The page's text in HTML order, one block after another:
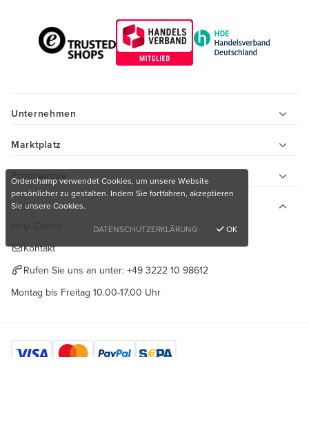
Unternehmen
Marktplatz
Programme
Hilfe
Kontakt
Rufen Sie uns an unter: +49 3222 10 98612
Montag bis Freitag 10.00-17.00 Uhr
Orderchamp verwendet Cookies, um unsere Website
persönlicher zu gestalten. Indem Sie fortfahren, akzeptieren
Sie unsere Cookies.
DATENSCHUTZERKLÄRUNG
OK